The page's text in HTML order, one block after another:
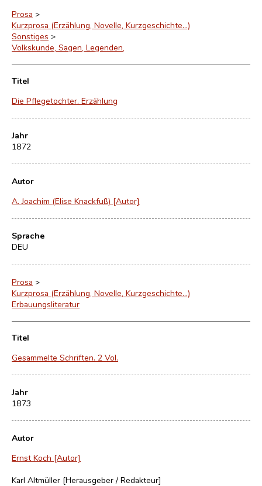
Prosa >
Kurzprosa (Erzählung, Novelle, Kurzgeschichte…)
Sonstiges >
Volkskunde, Sagen, Legenden,
Titel
Die Pflegetochter. Erzählung
Jahr
1872
Autor
A. Joachim (Elise Knackfuß) [Autor]
Sprache
DEU
Prosa >
Kurzprosa (Erzählung, Novelle, Kurzgeschichte…)
Erbauungsliteratur
Titel
Gesammelte Schriften. 2 Vol.
Jahr
1873
Autor
Ernst Koch [Autor]
Karl Altmüller [Herausgeber / Redakteur]